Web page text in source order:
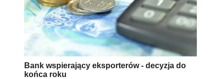
Bank wspierający eksporterów - decyzja do
końca roku